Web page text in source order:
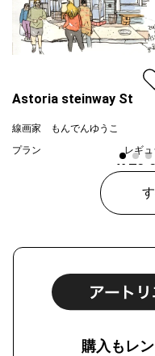
Astoria steinway St
線画家 もんでんゆうこ
プラン
レギュ
¥
購入もレ